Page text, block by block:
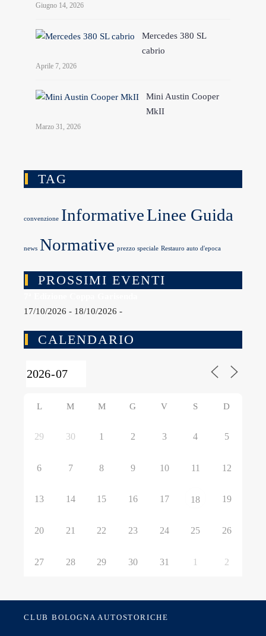
Giugno 14, 2026
Mercedes 380 SL
cabrio
Aprile 7, 2026
Mini Austin Cooper
MkII
Marzo 31, 2026
TAG
convenzione InformativeLinee Guida
news Normative prezzo speciale Restauro auto d'epoca
PROSSIMI EVENTI
17/10/2026 - 18/10/2026 -
CALENDARIO
L M M G V S D
29 30 1 2 3 4 5
6 7 8 9 10 11 12
13 14 15 16 17 18 19
20 21 22 23 24 25 26
27 28 29 30 31 1 2
CLUB BOLOGNA AUTOSTORICHE